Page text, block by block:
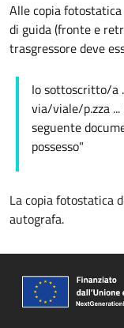
Alle copia
di guida (fronte e
trasgressore deve
Io sottoscritto/a
via/viale/p.zza ...
seguente
possesso"
La copia fotostatica
autografa.